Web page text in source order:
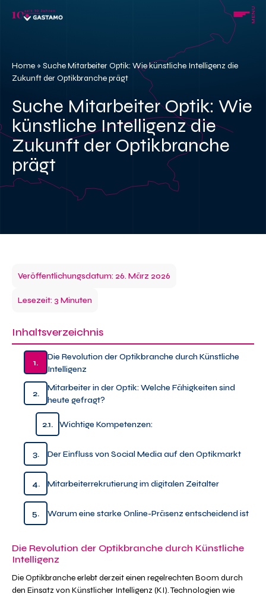
MENU
Home » Suche Mitarbeiter Optik: Wie künstliche Intelligenz die
Zukunft der Optikbranche prägt
Suche Mitarbeiter Optik: Wie
künstliche Intelligenz die
Zukunft der Optikbranche
prägt
Veröffentlichungsdatum: 26. März 2026
Lesezeit: 3 Minuten
Inhaltsverzeichnis
1.
Die Revolution der Optikbranche durch Künstliche
Intelligenz
2.
Mitarbeiter in der Optik: Welche Fähigkeiten sind
heute gefragt?
2.1. Wichtige Kompetenzen:
3. Der Einfluss von Social Media auf den Optikmarkt
4. Mitarbeiterrekrutierung im digitalen Zeitalter
5. Warum eine starke Online-Präsenz entscheidend ist
Die Revolution der Optikbranche durch Künstliche
Intelligenz
Die Optikbranche erlebt derzeit einen regelrechten Boom durch
den Einsatz von Künstlicher Intelligenz (KI). Technologien wie